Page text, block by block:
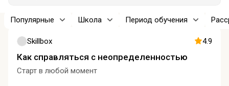
Популярные Школа Период обучения
Skillbox 4.9
Как справляться с неопределенностью
Старт в любой момент